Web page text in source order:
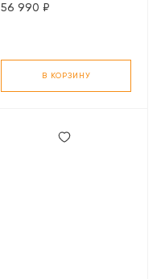
56 990 ₽
В КОРЗИНУ